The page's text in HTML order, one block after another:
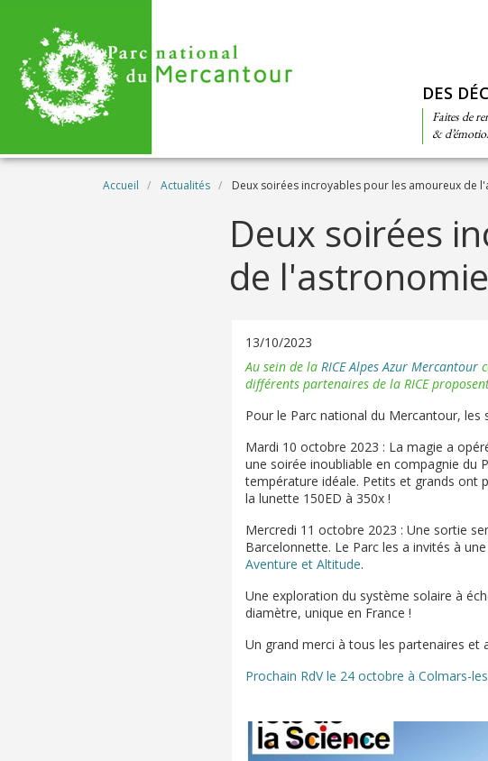
DES
Faites de
&
Fil d'Ariane
Accueil Actualités Deux soirées incroyables pour les amoureux de
Deux soirées
de
13/10/2023
Au sein de la RICE Alpes Azur Mercantour
différents partenaires de la RICE
Pour le Parc national du Mercantour, les
Mardi 10 octobre 2023 : La magie a
une soirée inoubliable en compagnie du
température idéale. Petits et grands ont
la lunette 150ED à 350x !
Mercredi 11 octobre 2023 : Une sortie
Barcelonnette. Le Parc les a invités à
Aventure et Altitude.
Une exploration du système solaire à
diamètre, unique en France !
Un grand merci à tous les partenaires et
Prochain RdV le 24 octobre à Colmars-